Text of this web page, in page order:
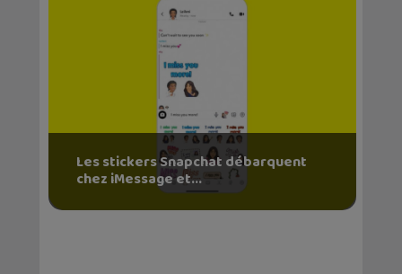
Les stickers Snapchat débarquent
chez iMessage et...